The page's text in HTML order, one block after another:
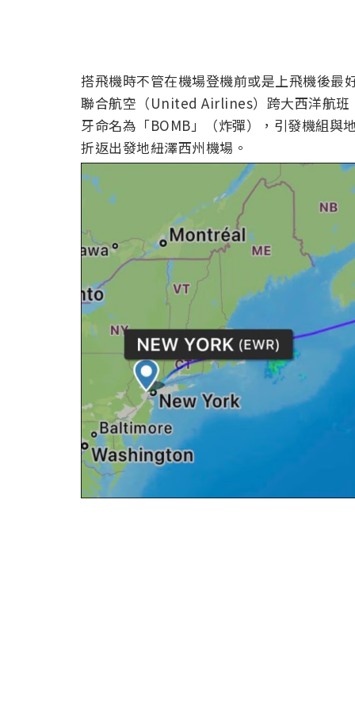
搭飛機時不管在機場登機前或是上飛機後最
聯合航空（United Airlines）跨大西洋航
牙命名為「BOMB」（炸彈），引發機組與
折返出發地紐澤西州機場。